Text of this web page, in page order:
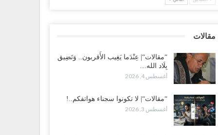
وغياب الغاز يفاقمان مأساة الأهالي بعدن.. مدينة تغرق
3, 2026
لا تكونوا سجناء هواتفكم..!
مقالات
“مقالات“| عِنْدَما يَغِيب الأَقربون.. وَتَضِيق
بِلَاد الله…
أغسطس 4, 2026
“مقالات“| لا تكونوا سجناء هواتفكم..!
أغسطس 3, 2026